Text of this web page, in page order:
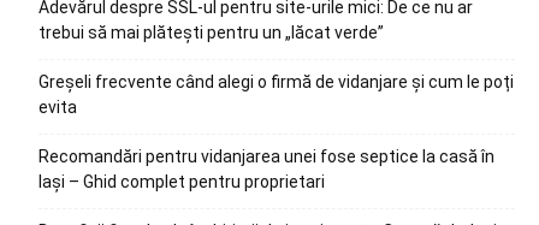
Adevărul despre SSL-ul pentru site-urile mici: De ce nu ar
trebui să mai plătești pentru un „lăcat verde”
Greșeli frecvente când alegi o firmă de vidanjare și cum le poți
evita
Recomandări pentru vidanjarea unei fose septice la casă în
Iași – Ghid complet pentru proprietari